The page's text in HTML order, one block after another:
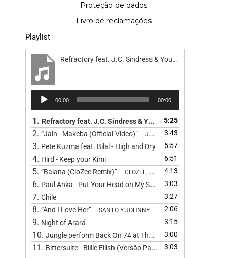
Proteção de dados
Livro de reclamações
Playlist
Refractory feat. J.C. Sindress & Youn Sun Nah - Road
Reprodutor
áudio
00:00 00:00
1. Refractory feat. J.C. Sindress & Youn Sun Nah - Road
5:25
2. “Jain - Makeba (Official Video)” — JAIN 3:43
3. Pete Kuzma feat. Bilal - High and Dry 5:57
4. Hird - Keep your Kimi 6:51
5. “Baiana (CloZee Remix)” — CLOZEE, BARBATUQUES, CLOZEE,
4:13
6. Paul Anka - Put Your Head on My Shoulder (Cover) by The
3:03
7. Chile 3:27
8. “And I Love Her” — SANTO Y JOHNNY 2:06
9. Night of Arará 3:15
10. Jungle perform Back On 74 at The BRIT Awards 2024
3:00
11. Bittersuite - Billie Eilish (Versão Pagode )
3:03